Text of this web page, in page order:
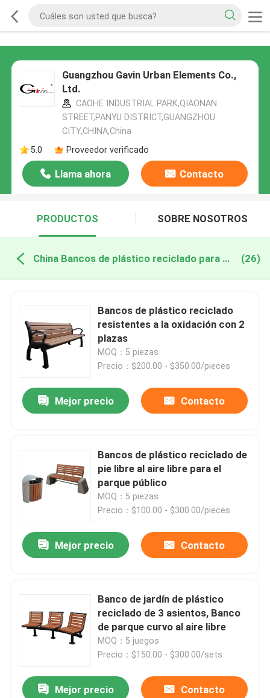
Guangzhou Gavin Urban Elements Co.,
Ltd.
CAOHE INDUSTRIAL PARK,QIAONAN
STREET,PANYU DISTRICT,GUANGZHOU
CITY,CHINA,China
5.0
Proveedor verificado
Llama ahora Contacto
PRODUCTOS SOBRE NOSOTROS
China Bancos de plástico reciclado para exteriores (26)
Bancos de plástico reciclado
resistentes a la oxidación con 2
plazas
MOQ：5 piezas
Precio：$200.00 - $350.00/pieces
Mejor precio Contacto
Bancos de plástico reciclado de
pie libre al aire libre para el
parque público
MOQ：5 piezas
Precio：$100.00 - $300.00/pieces
Mejor precio Contacto
Banco de jardín de plástico
reciclado de 3 asientos, Banco
de parque curvo al aire libre
MOQ：5 juegos
Precio：$150.00 - $300.00/sets
Mejor precio Contacto